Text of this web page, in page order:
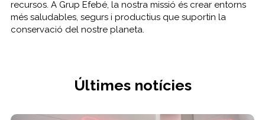
recursos. A Grup Efebé, la nostra missió és crear entorns
més saludables, segurs i productius que suportin la
conservació del nostre planeta.
Últimes notícies